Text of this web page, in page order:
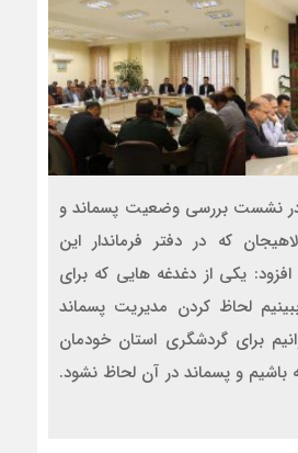
در نشست بررسی وضعیت پسماند و
که در دفتر فرماندار این
یکی از دغدغه هایی که برای
لحاظ کردن مدیریت پسماند
برای گردشگری استان خودمان
باشیم و پسماند در آن لحاظ نشود.